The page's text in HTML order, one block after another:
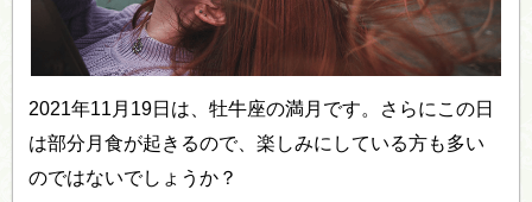
2021年11月19日は、牡牛座の満月です。さらにこの日
は部分月食が起きるので、楽しみにしている方も多い
のではないでしょうか？